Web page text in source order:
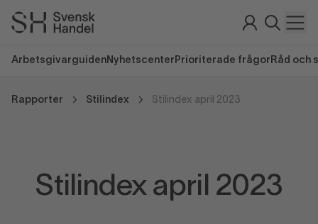
Arbetsgivarguiden Nyhetscenter Prioriterade frågor Råd och
Rapporter Stilindex Stilindex april 2023
Stilindex april 2023